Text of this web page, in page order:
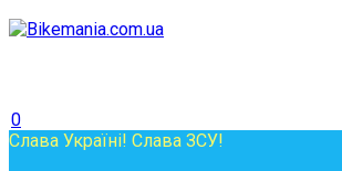
0
Слава Україні! Слава ЗСУ!